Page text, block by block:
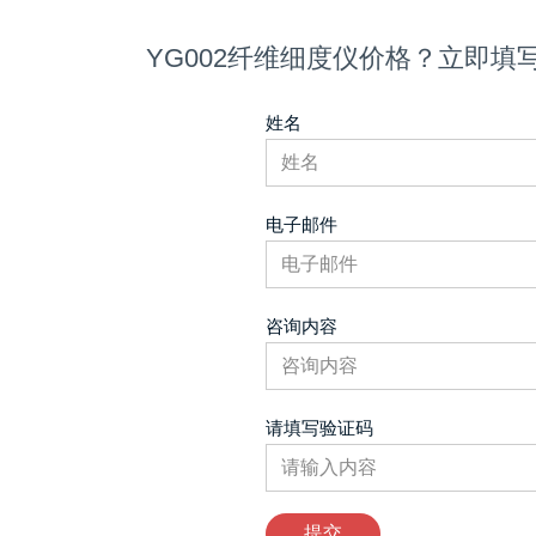
YG002纤维细度仪价格？立即填
姓名
电子邮件
咨询内容
请填写验证码